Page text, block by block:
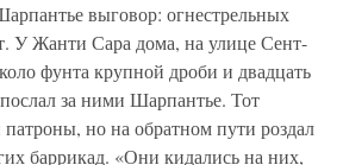
выговор: огнестрельных
У Жанти Сара дома, на улице Сент-
фунта крупной дроби и двадцать
за ними Шарпантье. Тот
но на обратном пути роздал
баррикад. «Они кидались на них,